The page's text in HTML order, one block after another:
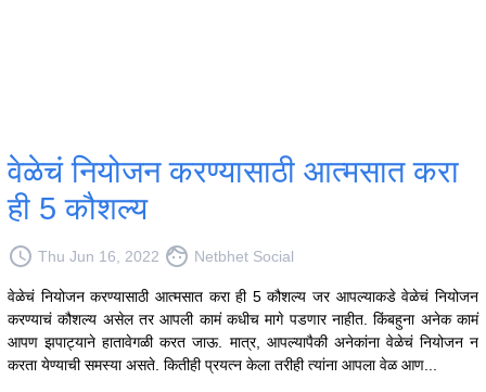
वेळेचं नियोजन करण्यासाठी आत्मसात करा
ही 5 कौशल्य
access_time Thu Jun 16, 2022 face Netbhet Social
वेळेचं नियोजन करण्यासाठी आत्मसात करा ही 5 कौशल्य जर आपल्याकडे वेळेचं नियोजन
करण्याचं कौशल्य असेल तर आपली कामं कधीच मागे पडणार नाहीत. किंबहुना अनेक कामं
आपण झपाट्याने हातावेगळी करत जाऊ. मात्र, आपल्यापैकी अनेकांना वेळेचं नियोजन न
करता येण्याची समस्या असते. कितीही प्रयत्न केला तरीही त्यांना आपला वेळ आण...